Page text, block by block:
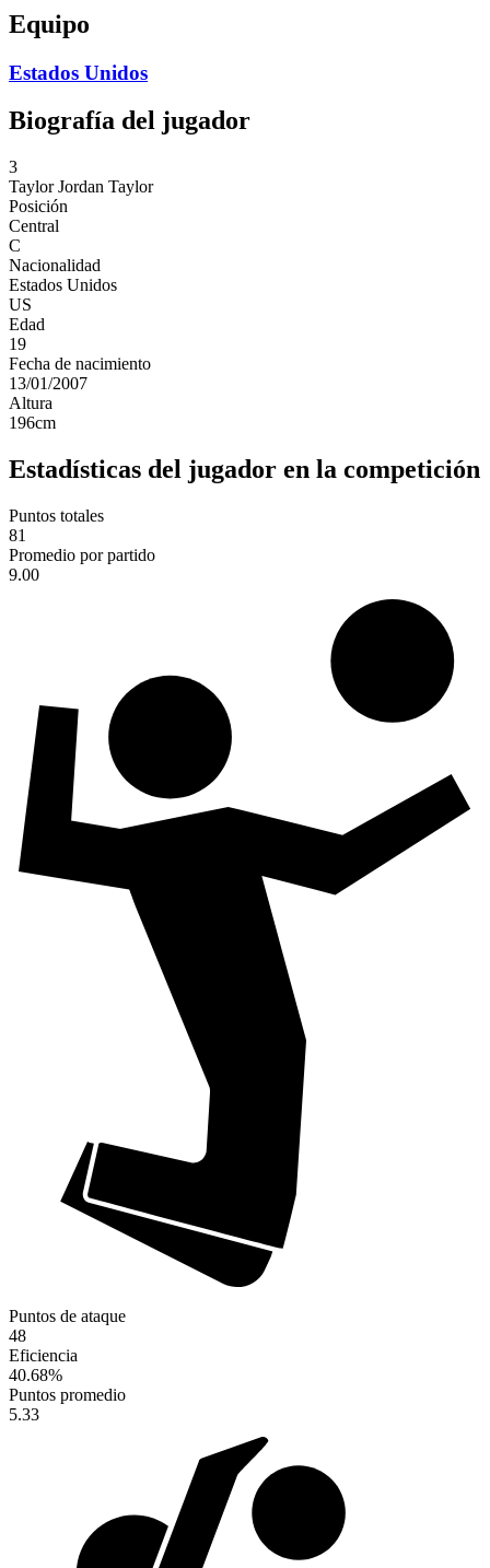
Equipo
Estados Unidos
Biografía del jugador
3
Taylor Jordan Taylor
Posición
Central
C
Nacionalidad
Estados Unidos
US
Edad
19
Fecha de nacimiento
13/01/2007
Altura
196cm
Estadísticas del jugador en la competición
Puntos totales
81
Promedio por partido
9.00
Puntos de ataque
48
Eficiencia
40.68%
Puntos promedio
5.33